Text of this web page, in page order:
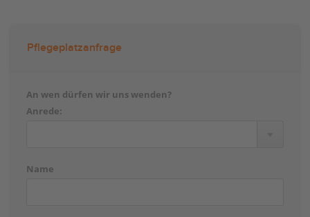
Pflegeplatzanfrage
An wen dürfen wir uns wenden?
Anrede:
Name